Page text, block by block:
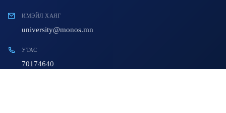
ИМЭЙЛ ХАЯГ
university@monos.mn
УТАС
70174640